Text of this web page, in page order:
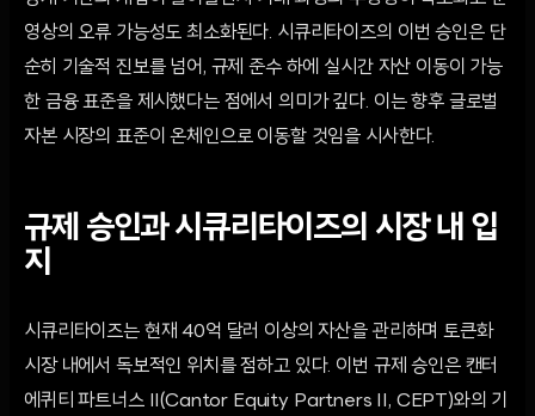
영상의 오류 가능성도 최소화된다. 시큐리타이즈의 이번 승인은 단
순히 기술적 진보를 넘어, 규제 준수 하에 실시간 자산 이동이 가능
한 금융 표준을 제시했다는 점에서 의미가 깊다. 이는 향후 글로벌
자본 시장의 표준이 온체인으로 이동할 것임을 시사한다.
규제 승인과 시큐리타이즈의 시장 내 입
지
시큐리타이즈는 현재 40억 달러 이상의 자산을 관리하며 토큰화
시장 내에서 독보적인 위치를 점하고 있다. 이번 규제 승인은 캔터
에퀴티 파트너스 II(Cantor Equity Partners II, CEPT)와의 기